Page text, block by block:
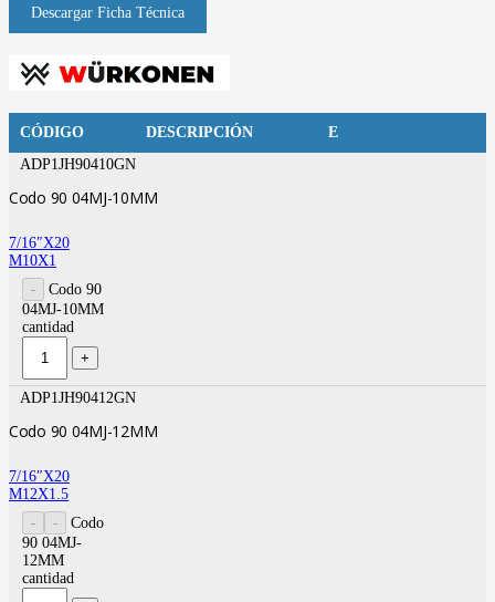
CÓDIGO DESCRIPCIÓN
E
ADP1JH90410GN
Codo 90 04MJ-10MM
7/16″X20
M10X1
Codo 90
04MJ-10MM
cantidad
ADP1JH90412GN
Codo 90 04MJ-12MM
7/16″X20
M12X1.5
Codo
90 04MJ-
12MM
cantidad